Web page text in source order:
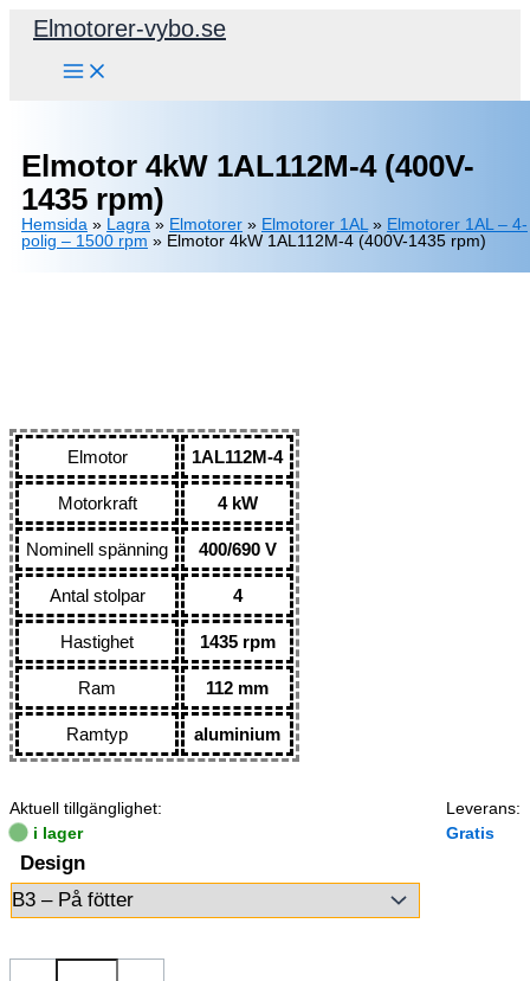
Hoppa
Elmotorer-vybo.se
Elmotor 4kW 1AL112M-4 (400V-
1435 rpm)
Hemsida » Lagra » Elmotorer » Elmotorer 1AL » Elmotorer 1AL – 4-
polig – 1500 rpm » Elmotor 4kW 1AL112M-4 (400V-1435 rpm)
Elmotor 1AL112M-4
Motorkraft 4 kW
Nominell spänning 400/690 V
Antal stolpar 4
Hastighet 1435 rpm
Ram 112 mm
Ramtyp aluminium
Aktuell tillgänglighet:
i lager
Leverans:
Gratis
Design